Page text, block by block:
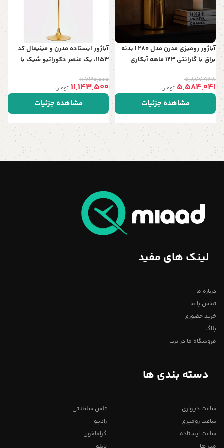
آباژور رومیزی مدرن مدل 280 | بدنه
براق با گارانتی 123 ماهه آبکاری
5,877,938
5,584,041 تومان
مشاهده جزئیات
آباژور ایستاده مدرن و مینیمال کد
1153، یک عنصر دکوراتیو شیک با
رنگ خاص و جذاب
11,730,000
11,143,500 تومان
مشاهده جزئیات
لینک های مفید
درباره ما
تماس با ما
خرید حضوری
بلاگ
فروشگاه ما در ترب
دسته بندی ها
ساعت دیواری
ساعت رومیزی
ساعت ایستاده
تلفن سلطنتی
رادیو
گرامافون